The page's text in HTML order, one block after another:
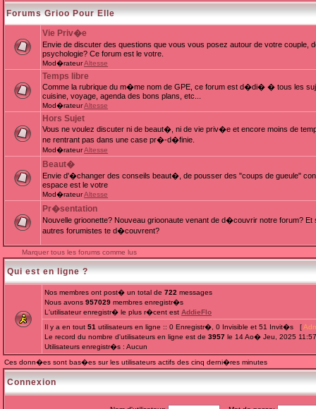
Forums Grioo Pour Elle
Vie Priv�e
Envie de discuter des questions que vous vous posez autour de votre
psychologie? Ce forum est le votre.
Mod�rateurAltesse
Temps libre
Comme la rubrique du m�me nom de GPE, ce forum est d�di� � tous les
cuisine, voyage, agenda des bons plans, etc...
Mod�rateurAltesse
Hors Sujet
Vous ne voulez discuter ni de beaut�, ni de vie priv�e et encore moins de
ne rentrant pas dans une case pr�-d�finie.
Mod�rateurAltesse
Beaut�
Envie d'�changer des conseils beaut�, de pousser des "coups de gueule"
espace est le votre
Mod�rateurAltesse
Pr�sentation
Nouvelle grioonette? Nouveau grioonaute venant de d�couvrir notre forum?
autres forumistes te d�couvrent?
Marquer tous les forums comme lus
Qui est en ligne ?
Nos membres ont post� un total de 722 messages
Nous avons 957029 membres enregistr�s
L'utilisateur enregistr� le plus r�cent est AddieFlo
Il y a en tout 51 utilisateurs en ligne :: 0 Enregistr�, 0 Invisible et 51 Invit�s [
Le record du nombre d'utilisateurs en ligne est de 3957 le 14 Ao� Jeu, 2025
Utilisateurs enregistr�s : Aucun
Ces donn�es sont bas�es sur les utilisateurs actifs des cinq derni�res minutes
Connexion